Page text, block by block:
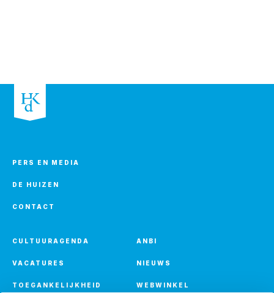
PERS EN MEDIA
DE HUIZEN
CONTACT
CULTUURAGENDA
VACATURES
TOEGANKELIJKHEID
ANBI
NIEUWS
WEBWINKEL